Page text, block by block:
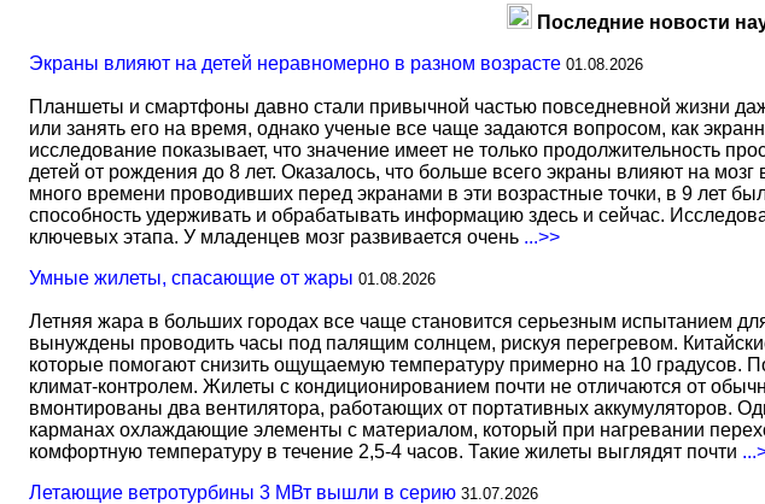
Последние новости
Экраны влияют на детей неравномерно в разном возрасте 01.08.2026
Планшеты и смартфоны давно стали привычной частью повседневной жизни
или занять его на время, однако ученые все чаще задаются вопросом, как
исследование показывает, что значение имеет не только продолжительность
детей от рождения до 8 лет. Оказалось, что больше всего экраны влияют на
много времени проводивших перед экранами в эти возрастные точки, в 9 лет
способность удерживать и обрабатывать информацию здесь и сейчас.
ключевых этапа. У младенцев мозг развивается очень ...>>
Умные жилеты, спасающие от жары 01.08.2026
Летняя жара в больших городах все чаще становится серьезным испытанием
вынуждены проводить часы под палящим солнцем, рискуя перегревом.
которые помогают снизить ощущаемую температуру примерно на 10 градусов.
климат-контролем. Жилеты с кондиционированием почти не отличаются от
вмонтированы два вентилятора, работающих от портативных аккумуляторов.
карманах охлаждающие элементы с материалом, который при нагревании
комфортную температуру в течение 2,5-4 часов. Такие жилеты выглядят почти
Летающие ветротурбины 3 МВт вышли в серию 31.07.2026